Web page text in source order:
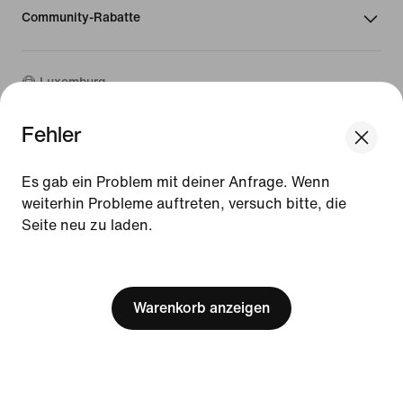
Update your location?
Luxemburg
Fehler
Es gab ein Problem mit deiner Anfrage. Wenn
weiterhin Probleme auftreten, versuch bitte, die
Seite neu zu laden.
Warenkorb anzeigen
Community-Rabatte
Luxemburg
© 2026Nike, Inc. Alle Rechte vorbehalten
Nutzungsbedingungen
Verkaufsbedingungen
Impressum